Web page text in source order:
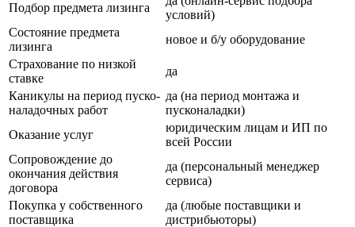
Подбор предмета лизинга
условий)
Состояние предмета
лизинга
новое и б/у оборудование
Страхование по низкой
ставке
да
Каникулы на период пуско-
наладочных работ
да (на период монтажа и
пусконаладки)
Оказание услуг
юридическим лицам и ИП по
всей России
Сопровождение до
окончания действия
договора
да (персональный менеджер
сервиса)
Покупка у собственного
поставщика
да (любые поставщики и
дистрибьюторы)